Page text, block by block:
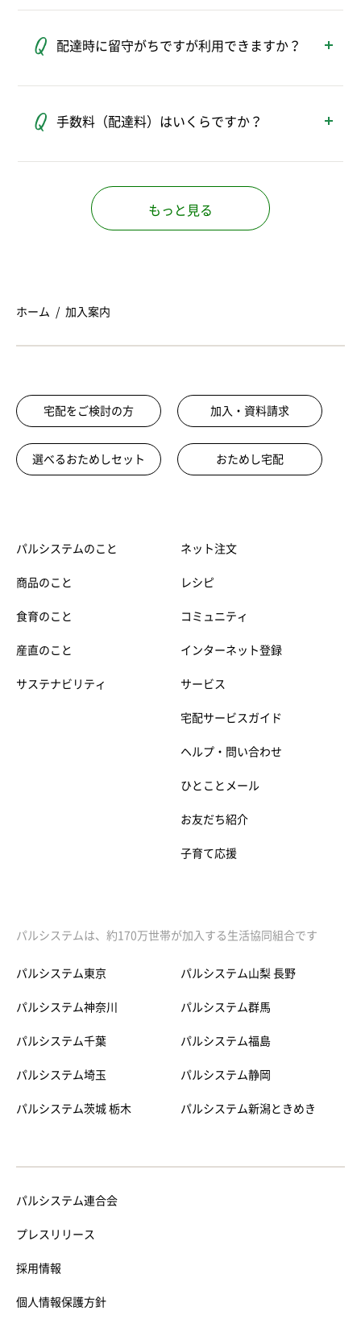
お住まいの地域の配達曜日や時間について
配達時に留守がちですが利用できますか？
商品は折りたたみ式コンテナ、専用の保冷箱
また封印シールでフタを留める取り組みや、
ご希望に応じて保冷箱を覆うセーフティカバ
手数料（配達料）はいくらですか？
方、高齢の方、障がい者手帳をお持ちの方な
どに適用される割引制度もあります。
もっと見る
ホーム 加入案内
宅配をご検討の方 加入・資料請求
選べるおためしセット おためし宅配
パルシステムのこと
商品のこと
食育のこと
産直のこと
サステナビリティ
ネット注文
レシピ
コミュニティ
インターネット登録
サービス
宅配サービスガイド
ヘルプ・問い合わせ
ひとことメール
お友だち紹介
子育て応援
パルシステムは、約170万世帯が加入する生活協同組合です
パルシステム東京
パルシステム神奈川
パルシステム千葉
パルシステム埼玉
パルシステム茨城 栃木
パルシステム山梨 長野
パルシステム群馬
パルシステム福島
パルシステム静岡
パルシステム新潟ときめき
パルシステム連合会
プレスリリース
採用情報
個人情報保護方針